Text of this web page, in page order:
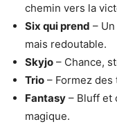
chemin vers la
Six qui prend –
mais redoutable.
Skyjo – Chance,
Trio – Formez
Fantasy – Bluff et
magique.